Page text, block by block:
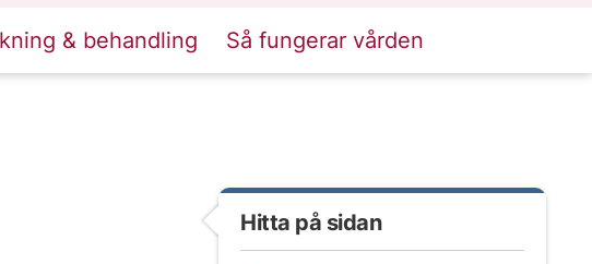
& behandling Så fungerar vården
Hitta på sidan